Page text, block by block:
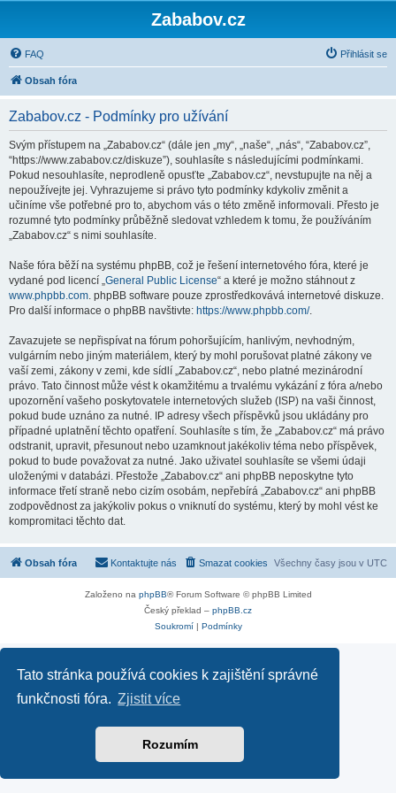
Tato stránka používá cookies k zajištění správné
funkčnosti fóra. Zjistit více
Rozumím
Zababov.cz
FAQ Přihlásit se
Obsah fóra
Zababov.cz - Podmínky pro užívání
Svým přístupem na „Zababov.cz“ (dále jen „my“, „naše“, „nás“, “Zababov.cz”,
“https://www.zababov.cz/diskuze”), souhlasíte s následujícími podmínkami.
Pokud nesouhlasíte, neprodleně opusťte „Zababov.cz“, nevstupujte na něj a
nepoužívejte jej. Vyhrazujeme si právo tyto podmínky kdykoliv změnit a
učiníme vše potřebné pro to, abychom vás o této změně informovali. Přesto je
rozumné tyto podmínky průběžně sledovat vzhledem k tomu, že používáním
„Zababov.cz“ s nimi souhlasíte.
Naše fóra běží na systému phpBB, což je řešení internetového fóra, které je
vydané pod licencí „General Public License“ a které je možno stáhnout z
www.phpbb.com. phpBB software pouze zprostředkovává internetové diskuze.
Pro další informace o phpBB navštivte: https://www.phpbb.com/.
Zavazujete se nepřispívat na fórum pohoršujícím, hanlivým, nevhodným,
vulgárním nebo jiným materiálem, který by mohl porušovat platné zákony ve
vaší zemi, zákony v zemi, kde sídlí „Zababov.cz“, nebo platné mezinárodní
právo. Tato činnost může vést k okamžitému a trvalému vykázání z fóra a/nebo
upozornění vašeho poskytovatele internetových služeb (ISP) na vaši činnost,
pokud bude uznáno za nutné. IP adresy všech příspěvků jsou ukládány pro
případné uplatnění těchto opatření. Souhlasíte s tím, že „Zababov.cz“ má právo
odstranit, upravit, přesunout nebo uzamknout jakékoliv téma nebo příspěvek,
pokud to bude považovat za nutné. Jako uživatel souhlasíte se všemi údaji
uloženými v databázi. Přestože „Zababov.cz“ ani phpBB neposkytne tyto
informace třetí straně nebo cizím osobám, nepřebírá „Zababov.cz“ ani phpBB
zodpovědnost za jakýkoliv pokus o vniknutí do systému, který by mohl vést ke
kompromitaci těchto dat.
Obsah fóra Všechny časy jsou v UTC
Smazat cookies
Kontaktujte nás
Založeno na phpBB® Forum Software © phpBB Limited
Český překlad – phpBB.cz
Soukromí| Podmínky